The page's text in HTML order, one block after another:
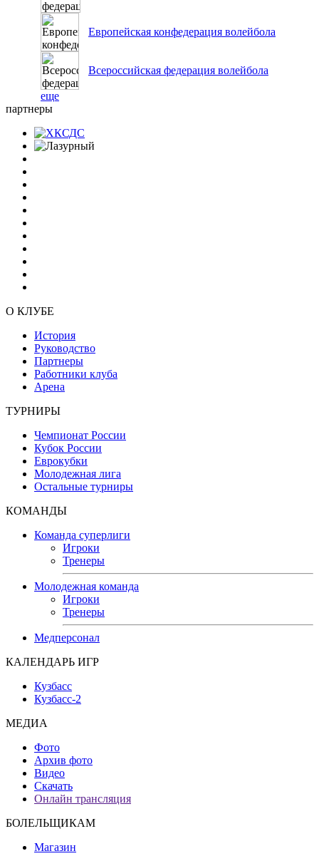
Европейская конфедерация волейбола
Всероссийская федерация волейбола
еще
партнеры
О КЛУБЕ
История
Руководство
Партнеры
Работники клуба
Арена
ТУРНИРЫ
Чемпионат России
Кубок России
Еврокубки
Молодежная лига
Остальные турниры
КОМАНДЫ
Команда суперлиги
Игроки
Тренеры
Молодежная команда
Игроки
Тренеры
Медперсонал
КАЛЕНДАРЬ ИГР
Кузбасс
Кузбасс-2
МЕДИА
Фото
Архив фото
Видео
Скачать
Онлайн трансляция
БОЛЕЛЬЩИКАМ
Магазин